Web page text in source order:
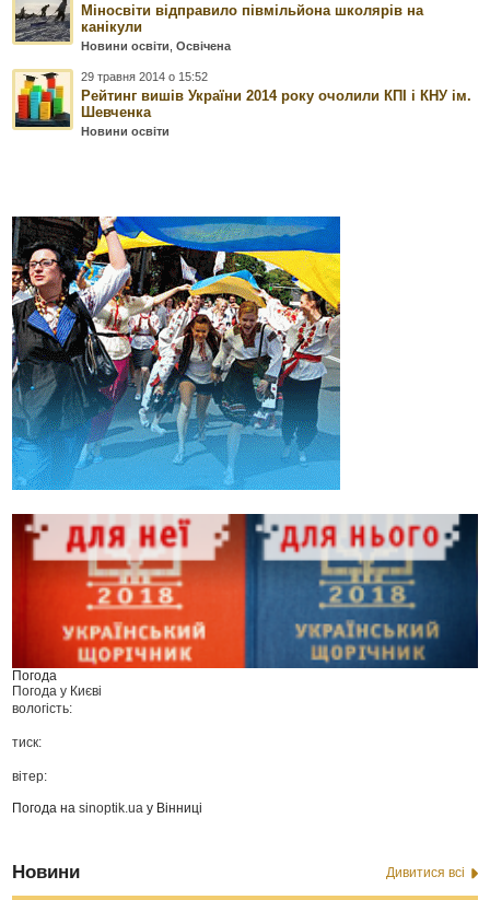
Міносвіти відправило півмільйона школярів на
канікули
Новини освіти ,Освічена
29 травня 2014 о 15:52
Рейтинг вишів України 2014 року очолили КПІ і КНУ ім.
Шевченка
Новини освіти
Погода
Погода у Києві
вологість:
тиск:
вітер:
Погода наsinoptik.ua у Вінниці
Новини Дивитися всі